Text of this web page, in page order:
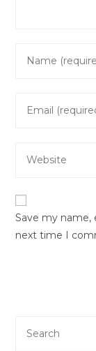
your
comment
your
address
your
URL
(optional)
Save my name,
next time I